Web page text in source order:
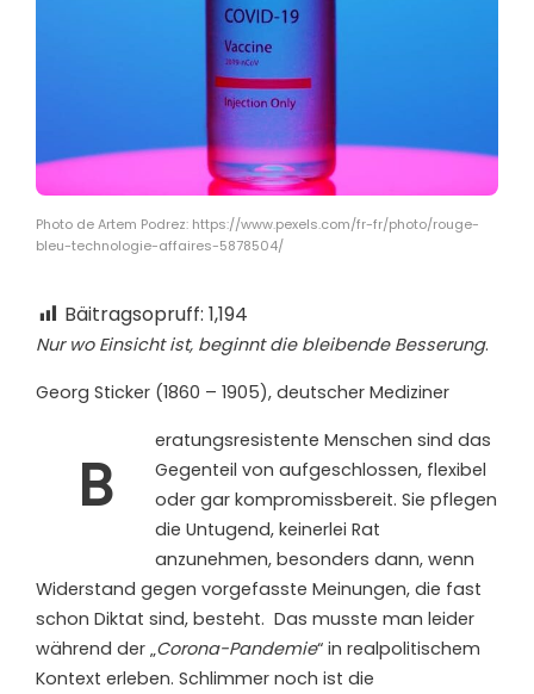
Photo de Artem Podrez: https://www.pexels.com/fr-fr/photo/rouge-
bleu-technologie-affaires-5878504/
Bäitragsopruff: 1,194
Nur wo Einsicht ist, beginnt die bleibende Besserung.
Georg Sticker (1860 – 1905), deutscher Mediziner
B
eratungsresistente Menschen sind das
Gegenteil von aufgeschlossen, flexibel
oder gar kompromissbereit. Sie pflegen
die Untugend, keinerlei Rat
anzunehmen, besonders dann, wenn
Widerstand gegen vorgefasste Meinungen, die fast
schon Diktat sind, besteht. Das musste man leider
während der „Corona-Pandemie“ in realpolitischem
Kontext erleben. Schlimmer noch ist die